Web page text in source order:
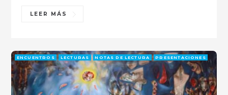
LEER MÁS
ENCUENTROS LECTURAS NOTAS DE LECTURA PRESENTACIONES